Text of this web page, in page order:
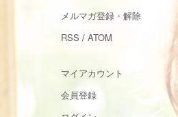
メルマガ登録・解除
RSS / ATOM
マイアカウント
会員登録